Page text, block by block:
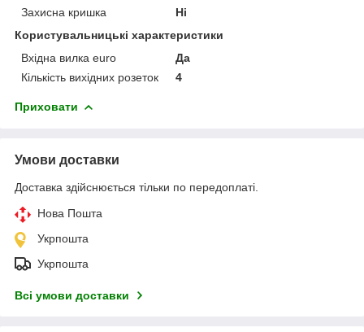
Захисна кришка
Ні
Користувальницькі характеристики
Вхідна вилка еuro
Да
Кількість вихідних розеток
4
Приховати
Умови доставки
Доставка здійснюється тільки по передоплаті.
Нова Пошта
Укрпошта
Укрпошта
Всі умови доставки